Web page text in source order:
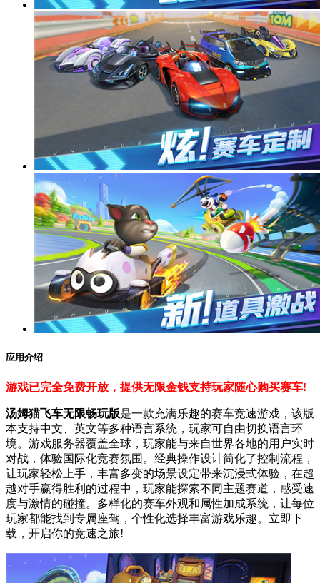
应用介绍
游戏已完全免费开放，提供无限金钱支持玩家随心购买赛车!
汤姆猫飞车无限畅玩版是一款充满乐趣的赛车竞速游戏，该版
本支持中文、英文等多种语言系统，玩家可自由切换语言环
境。游戏服务器覆盖全球，玩家能与来自世界各地的用户实时
对战，体验国际化竞赛氛围。经典操作设计简化了控制流程，
让玩家轻松上手，丰富多变的场景设定带来沉浸式体验，在超
越对手赢得胜利的过程中，玩家能探索不同主题赛道，感受速
度与激情的碰撞。多样化的赛车外观和属性加成系统，让每位
玩家都能找到专属座驾，个性化选择丰富游戏乐趣。立即下
载，开启你的竞速之旅!